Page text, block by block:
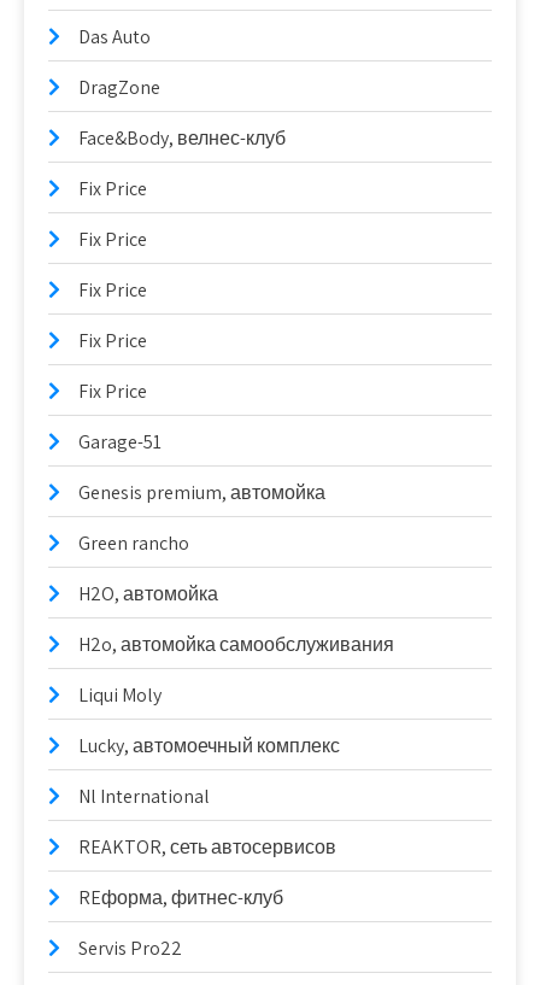
Das Auto
DragZone
Face&Body, велнес-клуб
Fix Price
Fix Price
Fix Price
Fix Price
Fix Price
Garage-51
Genesis premium, автомойка
Green rancho
H2O, автомойка
H2o, автомойка самообслуживания
Liqui Moly
Lucky, автомоечный комплекс
Nl International
REAKTOR, сеть автосервисов
REформа, фитнес-клуб
Servis Pro22